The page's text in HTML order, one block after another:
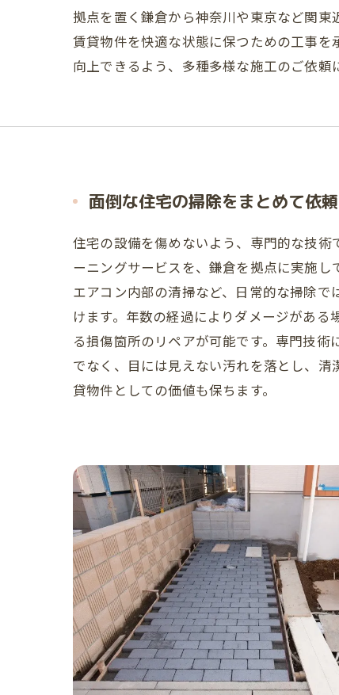
拠点を置く鎌倉から神奈川や東京など関
賃貸物件を快適な状態に保つための工事
向上できるよう、多種多様な施工のご依
面倒な住宅の掃除をまとめて依
住宅の設備を傷めないよう、専門的な技
ーニングサービスを、鎌倉を拠点に実施
エアコン内部の清掃など、日常的な掃除
けます。年数の経過によりダメージがあ
る損傷箇所のリペアが可能です。専門技
でなく、目には見えない汚れを落とし、
貸物件としての価値も保ちます。